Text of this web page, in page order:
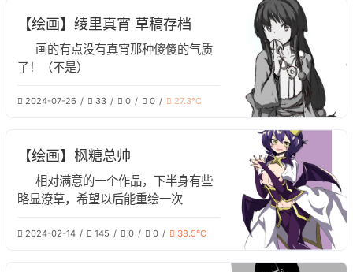
【绘画】绫里真宵 草稿存档
画的有点没有真宵那种傻傻的气质
了！（不是）
2024-07-26 33 0 0 27.3℃
【绘画】枫糖总帅
相对满意的一个作品，下半身有些
略显潦草，希望以后能重绘一次
2024-02-14 145 0 0 38.5℃